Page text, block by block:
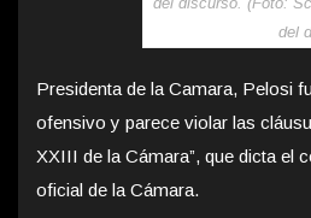
del
Presidenta de la Camara, Pelosi
ofensivo y parece violar las
XXIII de la Cámara”, que dicta el
oficial de la Cámara.